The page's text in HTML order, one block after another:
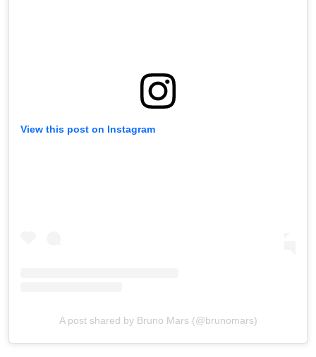
View this post on Instagram
A post shared by Bruno Mars (@brunomars)